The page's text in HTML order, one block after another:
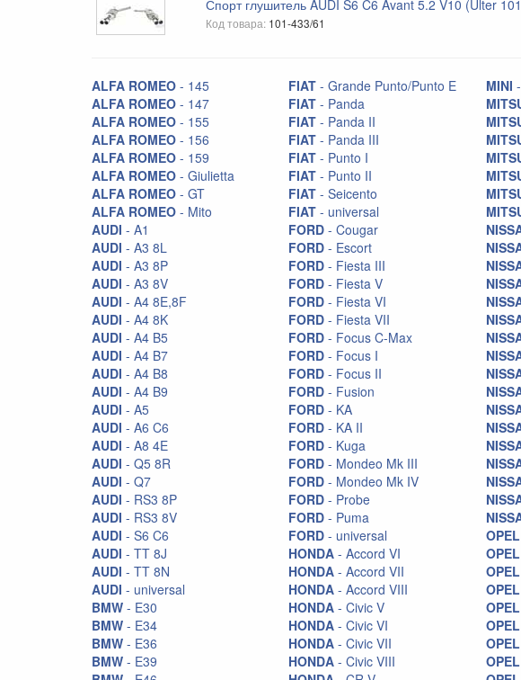
Доставка запчастей
Комплекты сцепления EXEDY
Накладки багажника RGM
Накладки на зеркала
Накладки на пороги
Насадки на глушитель
Неоновая подсветка
Подвеска KW
Полеуретан STRONGFLEX
Приборы Defi
Продукция Hella
Продукция Motul
Пружины Eibach
Распорки Ultraracing
Распорки стоек Wiechers
Спорт глушитель AUDI S6 C6 Avant 5.2 V10 (Ulter
Код товара: 101-433/61
ALFA ROMEO - 145
ALFA ROMEO - 147
ALFA ROMEO - 155
ALFA ROMEO - 156
ALFA ROMEO - 159
ALFA ROMEO - Giulietta
ALFA ROMEO - GT
ALFA ROMEO - Mito
AUDI - A1
AUDI - A3 8L
AUDI - A3 8P
AUDI - A3 8V
AUDI - A4 8E,8F
AUDI - A4 8K
AUDI - A4 B5
AUDI - A4 B7
AUDI - A4 B8
AUDI - A4 B9
AUDI - A5
AUDI - A6 C6
AUDI - A8 4E
AUDI - Q5 8R
AUDI - Q7
AUDI - RS3 8P
AUDI - RS3 8V
AUDI - S6 C6
AUDI - TT 8J
AUDI - TT 8N
AUDI - universal
BMW - E30
BMW - E34
BMW - E36
BMW - E39
FIAT - Grande Punto/Punto E
FIAT - Panda
FIAT - Panda II
FIAT - Panda III
FIAT - Punto I
FIAT - Punto II
FIAT - Seicento
FIAT - universal
FORD - Cougar
FORD - Escort
FORD - Fiesta III
FORD - Fiesta V
FORD - Fiesta VI
FORD - Fiesta VII
FORD - Focus C-Max
FORD - Focus I
FORD - Focus II
FORD - Fusion
FORD - KA
FORD - KA II
FORD - Kuga
FORD - Mondeo Mk III
FORD - Mondeo Mk IV
FORD - Probe
FORD - Puma
FORD - universal
HONDA - Accord VI
HONDA - Accord VII
HONDA - Accord VIII
HONDA - Civic V
HONDA - Civic VI
HONDA - Civic VII
HONDA - Civic VIII
MINI
OPEL
OPEL
OPEL
OPEL
OPEL
OPEL
OPEL
OPEL